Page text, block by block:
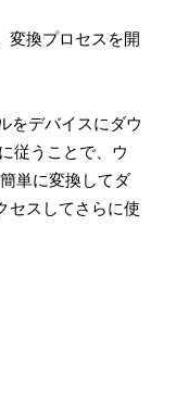
変換プロセスを開
をデバイスにダウ
従うことで、ウ
単に変換してダ
セスしてさらに使